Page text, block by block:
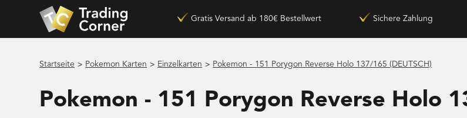
Gratis Versand ab 180€ Bestellwert Sichere Zahlung
Startseite > Pokemon Karten > Einzelkarten > Pokemon - 151 Porygon Reverse Holo 137/165 (DEUTSCH)
Pokemon - 151 Porygon Reverse Holo